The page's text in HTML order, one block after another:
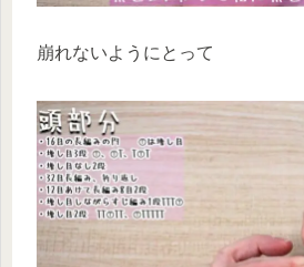
崩れないようにとって